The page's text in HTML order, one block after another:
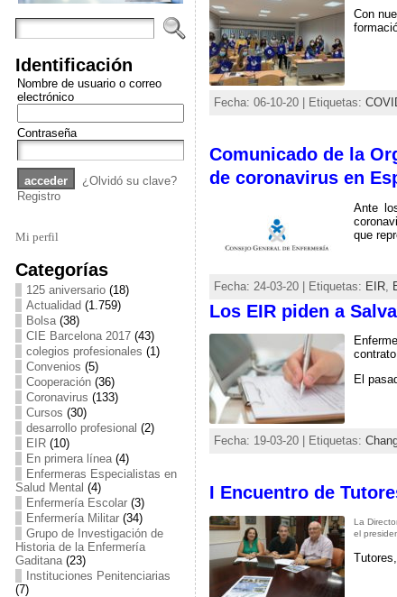
Identificación
Nombre de usuario o correo
electrónico
Contraseña
¿Olvidó su clave?
Registro
Mi perfil
Categorías
125 aniversario(18)
Actualidad (1.759)
Bolsa(38)
CIE Barcelona 2017(43)
colegios profesionales (1)
Convenios (5)
Cooperación(36)
Coronavirus (133)
Cursos (30)
desarrollo profesional (2)
EIR(10)
En primera línea(4)
Enfermeras Especialistas en
Salud Mental (4)
Enfermería Escolar(3)
Enfermería Militar(34)
Grupo de Investigación de
Historia de la Enfermería
Gaditana(23)
Instituciones Penitenciarias
(7)
Con
Fecha: 06-10-20 | Etiquetas:
Comunicado de la
de coronavirus en
Ante
que
Fecha: 24-03-20 | Etiquetas: EIR,
Los EIR piden a
El
Fecha: 19-03-20 | Etiquetas:
I Encuentro de
La
el